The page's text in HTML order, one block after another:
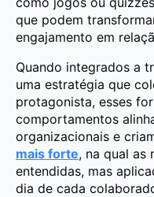
que podem
engajamento em
Quando integrados a
uma estratégia que
protagonista, esses
comportamentos
organizacionais e
mais forte, na qual as
entendidas, mas
dia de cada